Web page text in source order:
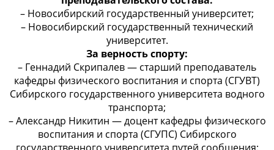
– Новосибирский государственный университет;
– Новосибирский государственный технический
университет.
За верность спорту:
– Геннадий Скрипалев — старший преподаватель
кафедры физического воспитания и спорта (СГУВТ)
Сибирского государственного университета водного
транспорта;
– Александр Никитин — доцент кафедры физического
воспитания и спорта (СГУПС) Сибирского